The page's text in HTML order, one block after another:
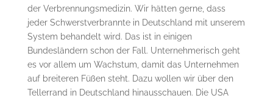
der Verbrennungsmedizin. Wir hätten gerne, dass
jeder Schwerstverbrannte in Deutschland mit unserem
System behandelt wird. Das ist in einigen
Bundesländern schon der Fall. Unternehmerisch geht
es vor allem um Wachstum, damit das Unternehmen
auf breiteren Füßen steht. Dazu wollen wir über den
Tellerrand in Deutschland hinausschauen. Die USA